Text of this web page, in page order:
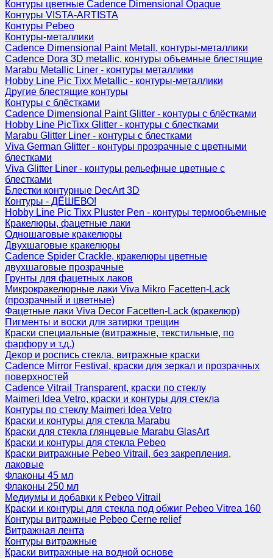
Контуры цветные Cadence Dimensional Opaque
Контуры VISTA-ARTISTA
Контуры Pebeo
Контуры-металлики
Cadence Dimensional Paint Metall, контуры-металлики
Cadence Dora 3D metallic, контуры объемные блестящие
Marabu Metallic Liner - контуры металлики
Hobby Line Pic Tixx Metallic - контуры-металлики
Другие блестящие контуры
Контуры с блёстками
Cadence Dimensional Paint Glitter - контуры с блёстками
Hobby Line PicTixx Glitter - контуры с блестками
Marabu Glitter Liner - контуры с блестками
Viva German Glitter - контуры прозрачные с цветными
блестками
Viva Glitter Liner - контуры рельефные цветные с
блестками
Блестки контурные DecArt 3D
Контуры - ДЁШЕВО!
Hobby Line Pic Tixx Pluster Pen - контуры термообъемные
Кракелюры, фацетные лаки
Одношаговые кракелюры
Двухшаговые кракелюры
Cadence Spider Crackle, кракелюры цветные
двухшаговые прозрачные
Грунты для фацетных лаков
Микрокракелюрные лаки Viva Mikro Facetten-Lack
(прозрачный и цветные)
Фацетные лаки Viva Decor Facetten-Lack (кракелюр)
Пигменты и воски для затирки трещин
Краски специальные (витражные, текстильные, по
фарфору и т.д.)
Декор и роспись стекла, витражные краски
Cadence Mirror Festival, краски для зеркал и прозрачных
поверхностей
Cadence Vitrail Transparent, краски по стеклу
Maimeri Idea Vetro, краски и контуры для стекла
Контуры по стеклу Maimeri Idea Vetro
Краски и контуры для стекла Marabu
Краски для стекла глянцевые Marabu GlasArt
Краски и контуры для стекла Pebeo
Краски витражные Pebeo Vitrail, без закрепления,
лаковые
Флаконы 45 мл
Флаконы 250 мл
Медиумы и добавки к Pebeo Vitrail
Краски и контуры для стекла под обжиг Pebeo Vitrea 160
Контуры витражные Pebeo Cerne relief
Витражная лента
Контуры витражные
Краски витражные на водной основе